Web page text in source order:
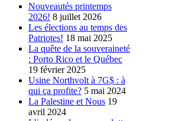
Nouveautés printemps
2026! 8 juillet 2026
Les élections au temps des
Patriotes! 18 mai 2025
La quête de la souveraineté
: Porto Rico et le Québec
19 février 2025
Usine Northvolt à 7G$ : à
qui ça profite? 5 mai 2024
La Palestine et Nous 19
avril 2024